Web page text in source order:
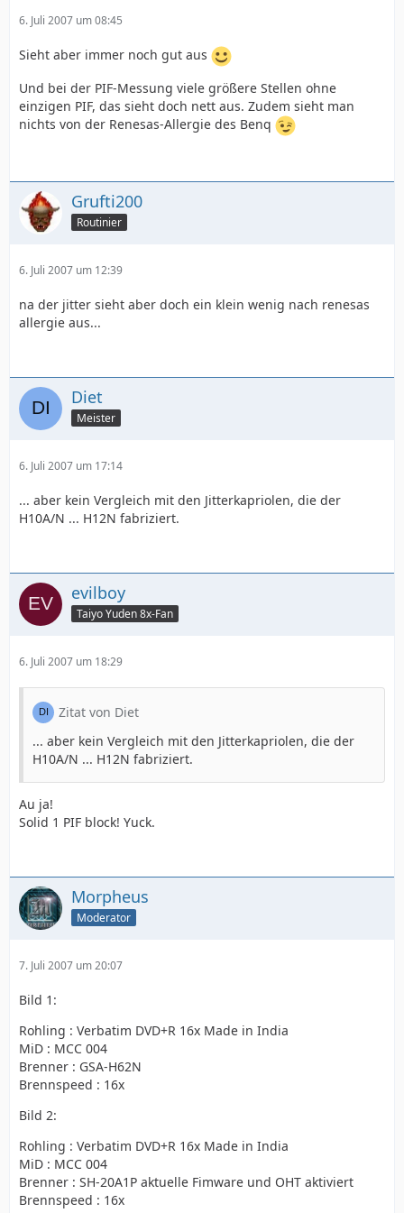
6. Juli 2007 um 08:45
Sieht aber immer noch gut aus
Und bei der PIF-Messung viele größere Stellen ohne
einzigen PIF, das sieht doch nett aus. Zudem sieht man
nichts von der Renesas-Allergie des Benq
Grufti200
Routinier
6. Juli 2007 um 12:39
na der jitter sieht aber doch ein klein wenig nach renesas
allergie aus...
Diet
Meister
6. Juli 2007 um 17:14
... aber kein Vergleich mit den Jitterkapriolen, die der
H10A/N ... H12N fabriziert.
evilboy
Taiyo Yuden 8x-Fan
6. Juli 2007 um 18:29
Zitat von Diet
... aber kein Vergleich mit den Jitterkapriolen, die der
H10A/N ... H12N fabriziert.
Au ja!
Solid 1 PIF block! Yuck.
Morpheus
Moderator
7. Juli 2007 um 20:07
Bild 1:
Rohling : Verbatim DVD+R 16x Made in India
MiD : MCC 004
Brenner : GSA-H62N
Brennspeed : 16x
Bild 2:
Rohling : Verbatim DVD+R 16x Made in India
MiD : MCC 004
Brenner : SH-20A1P aktuelle Fimware und OHT aktiviert
Brennspeed : 16x